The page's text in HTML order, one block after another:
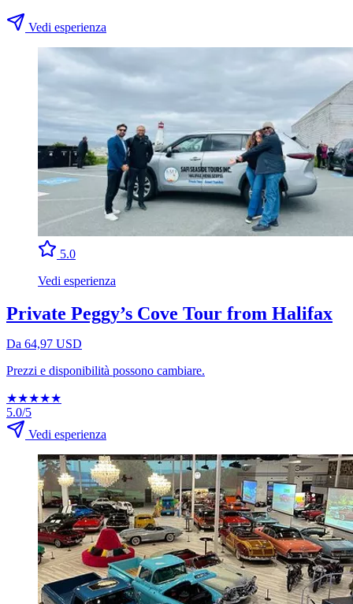
Vedi esperienza
5.0
Vedi esperienza
Private Peggy’s Cove Tour from Halifax
Da 64,97 USD
Prezzi e disponibilità possono cambiare.
★★★★★
5.0/5
Vedi esperienza